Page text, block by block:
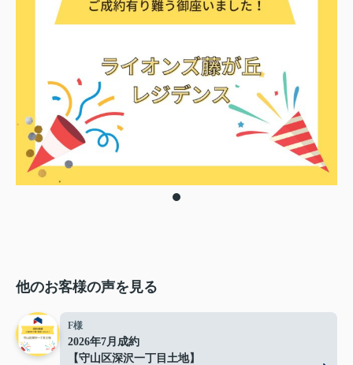
他のお客様の声を見る
F様
2026年7月成約
【守山区深沢一丁目土地】